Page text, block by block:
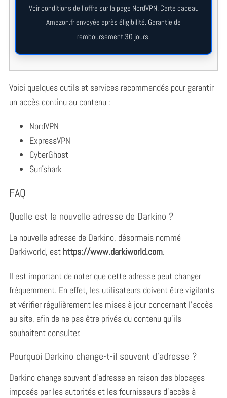
Voir conditions de l’offre sur la page NordVPN. Carte cadeau
Amazon.fr envoyée après éligibilité. Garantie de
remboursement 30 jours.
Voici quelques outils et services recommandés pour garantir
un accès continu au contenu :
NordVPN
ExpressVPN
CyberGhost
Surfshark
FAQ
Quelle est la nouvelle adresse de Darkino ?
La nouvelle adresse de Darkino, désormais nommé
Darkiworld, est https://www.darkiworld.com.
Il est important de noter que cette adresse peut changer
fréquemment. En effet, les utilisateurs doivent être vigilants
et vérifier régulièrement les mises à jour concernant l’accès
au site, afin de ne pas être privés du contenu qu’ils
souhaitent consulter.
Pourquoi Darkino change-t-il souvent d’adresse ?
Darkino change souvent d’adresse en raison des blocages
imposés par les autorités et les fournisseurs d’accès à